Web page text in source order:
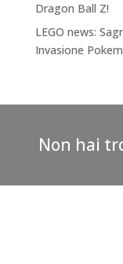
Dragon Ball Z!
LEGO news:
Invasione
Non hai